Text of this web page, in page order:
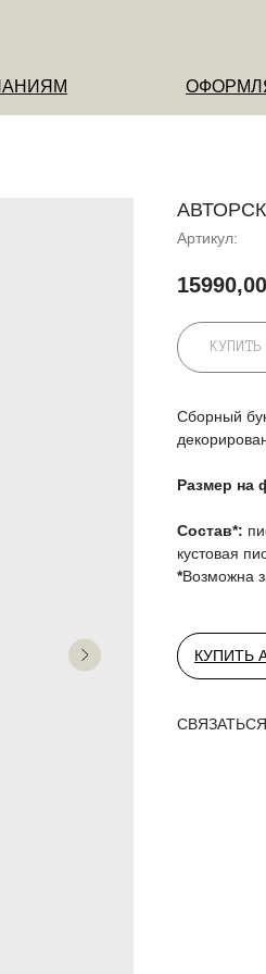
ОФОРМЛЯЕМ
Артикул:
15990,00
КУПИТЬ
Сборный
Размер на
Состав*:
кустовая
*Возможна
КУПИТЬ